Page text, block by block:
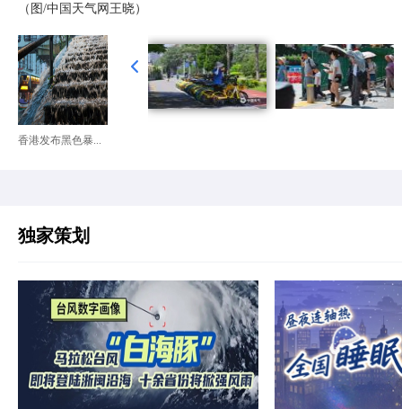
（图/中国天气网王晓）
香港发布黑色暴...
独家策划